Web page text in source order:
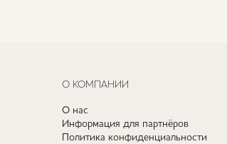
О КОМПАНИИ
О нас
Информация для партнёров
Политика конфиденциальности